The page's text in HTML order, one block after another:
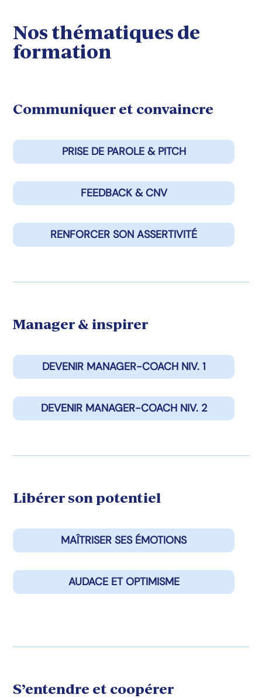
Nos thématiques de
formation
Communiquer et convaincre
PRISE DE PAROLE & PITCH
FEEDBACK & CNV
RENFORCER SON ASSERTIVITÉ
Manager & inspirer
DEVENIR MANAGER-COACH NIV. 1
DEVENIR MANAGER-COACH NIV. 2
Libérer son potentiel
MAÎTRISER SES ÉMOTIONS
AUDACE ET OPTIMISME
S’entendre et coopérer